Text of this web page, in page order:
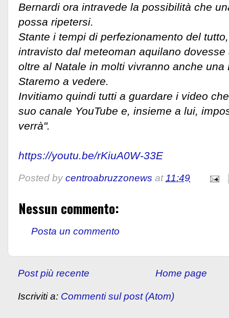
Bernardi ora intravede la possibilità che
possa ripetersi.
Stante i tempi di perfezionamento del
intravisto dal meteoman aquilano
oltre al Natale in molti vivranno anche una
Staremo a vedere.
Invitiamo quindi tutti a guardare i video
suo canale YouTube e, insieme a lui,
verrà".
https://youtu.be/rKiuA0W-33E
Posted by centroabruzzonews at11:49
Nessun commento:
Posta un commento
Post più recente Home page
Iscriviti a: Commenti sul post (Atom)